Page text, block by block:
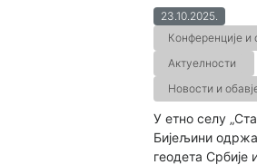
23.10.2025.
Конференције и
Актуелности
Новости и
У етно селу
Бијељини
геодета